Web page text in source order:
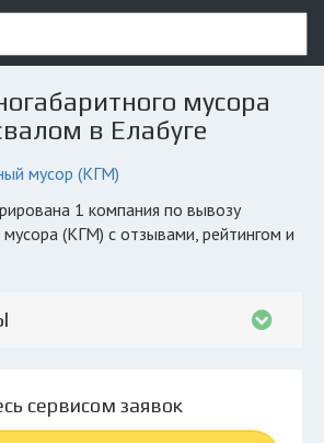
Меню
мусора
в Елабуге
мусор (КГМ)
мусора (КГМ) с отзывами, рейтингом и
сервисом заявок